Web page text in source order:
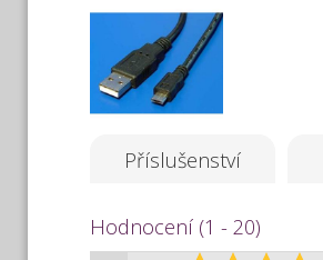
Příslušenství
Hodnocení (1 - 20)